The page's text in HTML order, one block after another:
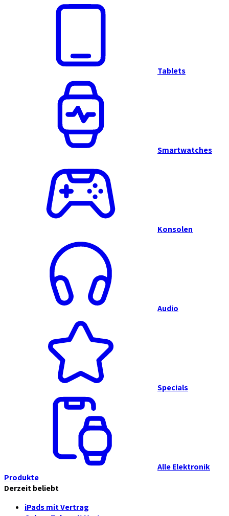
Tablets
Smartwatches
Konsolen
Audio
Specials
Alle Elektronik
Produkte
Derzeit beliebt
iPads mit Vertrag